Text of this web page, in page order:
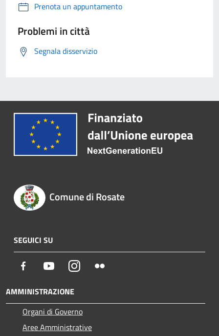
Prenota un appuntamento
Problemi in città
Segnala disservizio
Comune di Rosate
SEGUICI SU
Facebook YoutubeInstagram
AMMINISTRAZIONE
Organi di Governo
Aree Amministrative